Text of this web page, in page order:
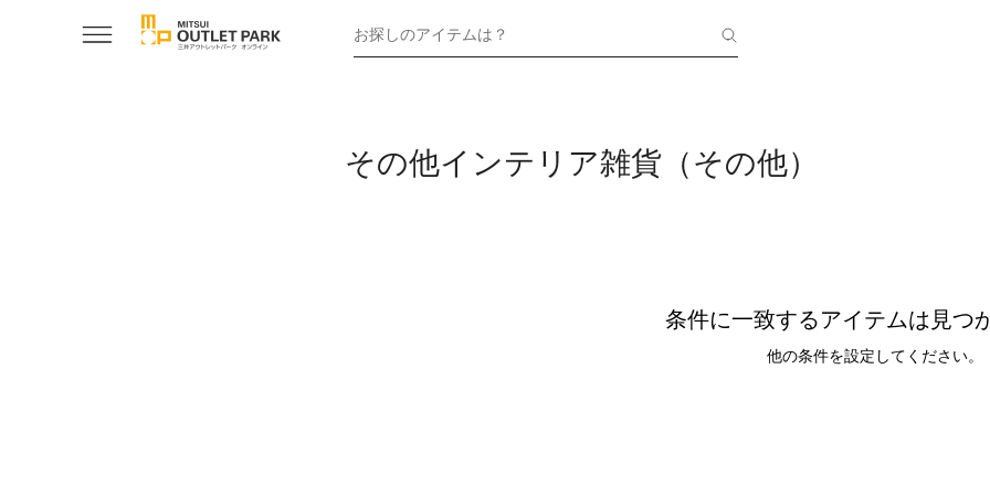
お探しのアイテムは？
その他インテリア雑貨（その他）
条件に一致するアイテムは見つ
他の条件を設定してください。